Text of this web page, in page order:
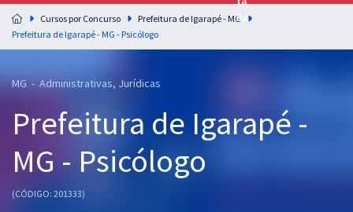
Preparação completa e intensiva para as principais
residências em saúde do Brasil
Cursos 20% OFF
Pós
Graduação
Cursos por Concurso
Prefeitura de Igarapé - MG
Prefeitura de Igarapé - MG - Psicólogo
MG - Administrativas, Jurídicas
Prefeitura de Igarapé -
MG - Psicólogo
(CÓDIGO: 201333)